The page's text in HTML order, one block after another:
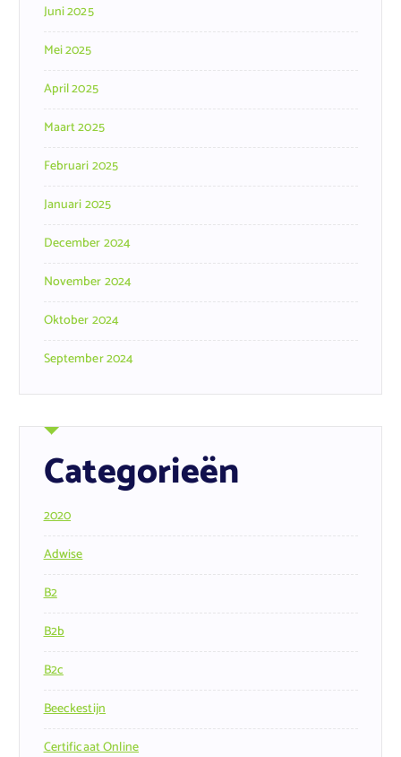
Juni 2025
Mei 2025
April 2025
Maart 2025
Februari 2025
Januari 2025
December 2024
November 2024
Oktober 2024
September 2024
Categorieën
2020
Adwise
B2
B2b
B2c
Beeckestijn
Certificaat Online